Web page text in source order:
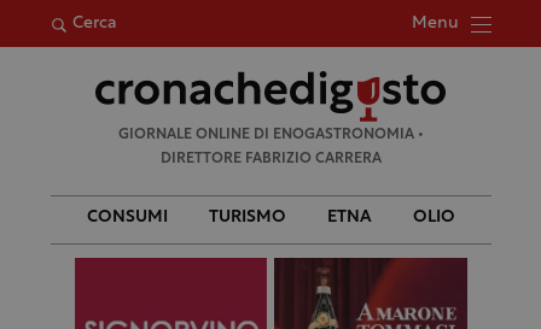
Cerca Menu
per:
GIORNALE ONLINE DI ENOGASTRONOMIA •
DIRETTORE FABRIZIO CARRERA
CONSUMI TURISMO ETNA OLIO